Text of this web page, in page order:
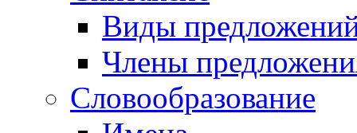
Виды
Члены
Словообразование